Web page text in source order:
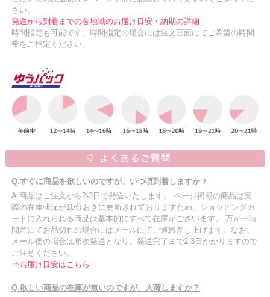
さい。
発送から到着までの各地域のお届け目安・納期の詳細
時間指定も可能です。時間指定の場合には注文画面にてご希望の時間
帯をご指定ください。
Q.すぐに商品を欲しいのですが、いつ頃到着しますか？
A.商品はご注文から2-3日で発送いたします。 ページ掲載の商品は実
際の在庫状況が10分おきに更新されておりますため、ショッピングカ
ートに入れられる商品は基本的にすべて在庫がございます。 万が一時
間差にてお品切れの場合にはメールにてご連絡差し上げます。なお、
メール便の場合は順次発送となり、発送完了まで2-3日かかりますので
ご注意ください。
⇒お届け目安はこちら
Q.欲しい商品の在庫が無いのですが、入荷しますか？